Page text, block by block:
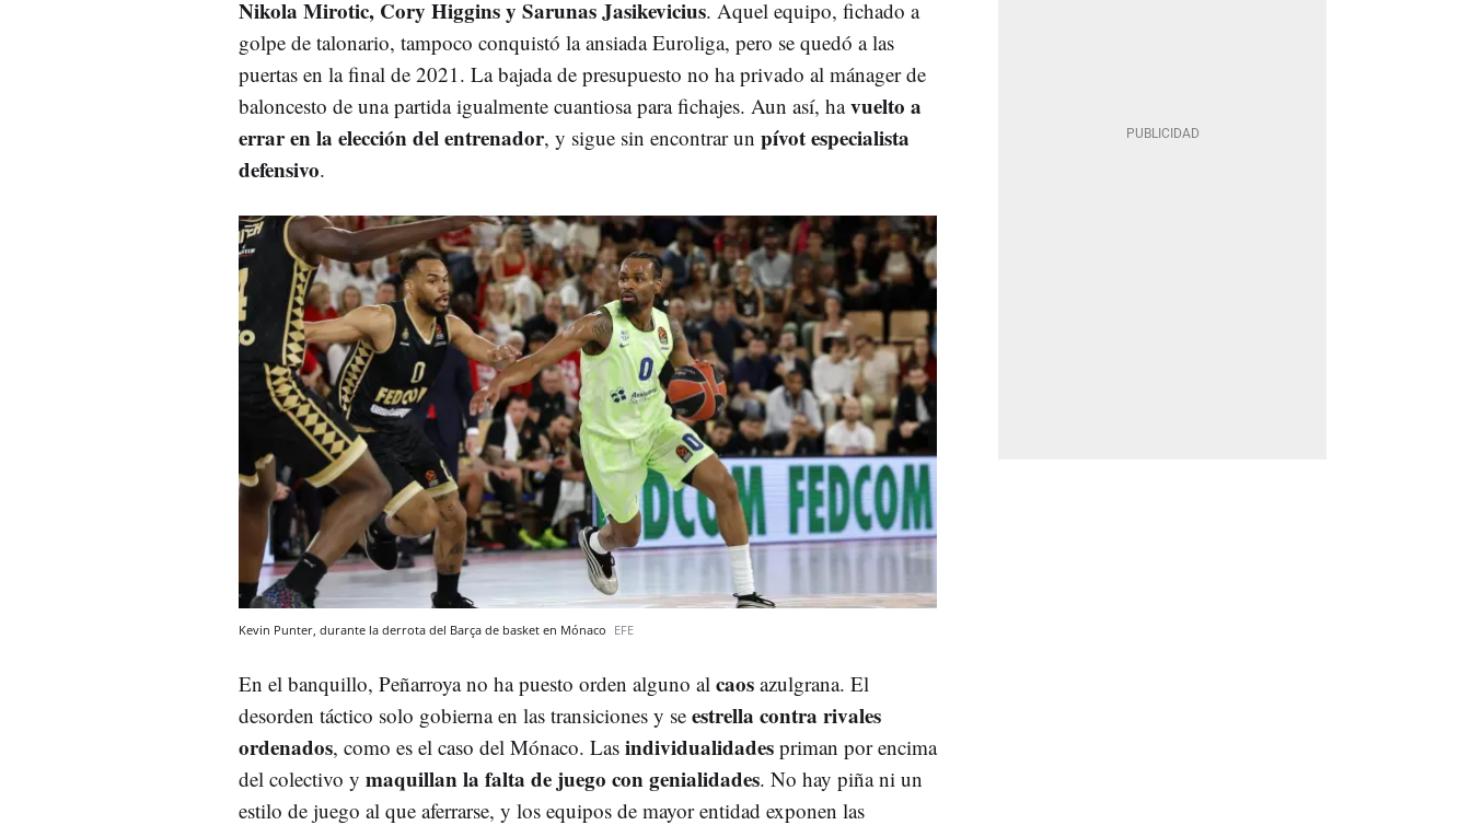
Nikola Mirotic, Cory Higgins y Sarunas Jasikevicius. Aquel equipo, fichado a
golpe de talonario, tampoco conquistó la ansiada Euroliga, pero se quedó a las
puertas en la final de 2021. La bajada de presupuesto no ha privado al mánager de
baloncesto de una partida igualmente cuantiosa para fichajes. Aun así, havuelto a
errar en la elección del entrenador, y sigue sin encontrar un pívot especialista
defensivo.
Kevin Punter, durante la derrota del Barça de basket en Mónaco EFE
En el banquillo, Peñarroya no ha puesto orden alguno al caos azulgrana. El
desorden táctico solo gobierna en las transiciones y se estrella contra rivales
ordenados, como es el caso del Mónaco. Las individualidades priman por encima
del colectivo y maquillan la falta de juego con genialidades. No hay piña ni un
estilo de juego al que aferrarse, y los equipos de mayor entidad exponen las